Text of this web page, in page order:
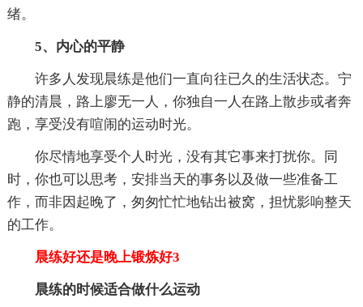
绪。
5、内心的平静
许多人发现晨练是他们一直向往已久的生活状态。宁
静的清晨，路上廖无一人，你独自一人在路上散步或者奔
跑，享受没有喧闹的运动时光。
你尽情地享受个人时光，没有其它事来打扰你。同
时，你也可以思考，安排当天的事务以及做一些准备工
作，而非因起晚了，匆匆忙忙地钻出被窝，担忧影响整天
的工作。
晨练好还是晚上锻炼好3
晨练的时候适合做什么运动